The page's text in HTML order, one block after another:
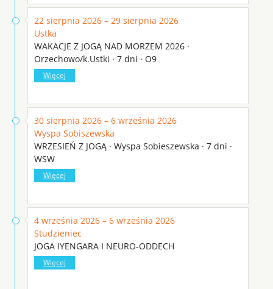
22 sierpnia 2026 – 29 sierpnia 2026
Ustka
WAKACJE Z JOGĄ NAD MORZEM 2026 ·
Orzechowo/k.Ustki · 7 dni · O9
Więcej
30 sierpnia 2026 – 6 września 2026
Wyspa Sobiszewska
WRZESIEŃ Z JOGĄ · Wyspa Sobieszewska · 7 dni ·
WSW
Więcej
4 września 2026 – 6 września 2026
Studzieniec
JOGA IYENGARA I NEURO-ODDECH
Więcej